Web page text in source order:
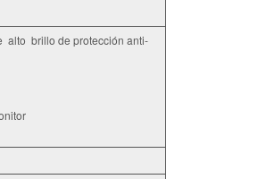
alto brillo de protección anti-